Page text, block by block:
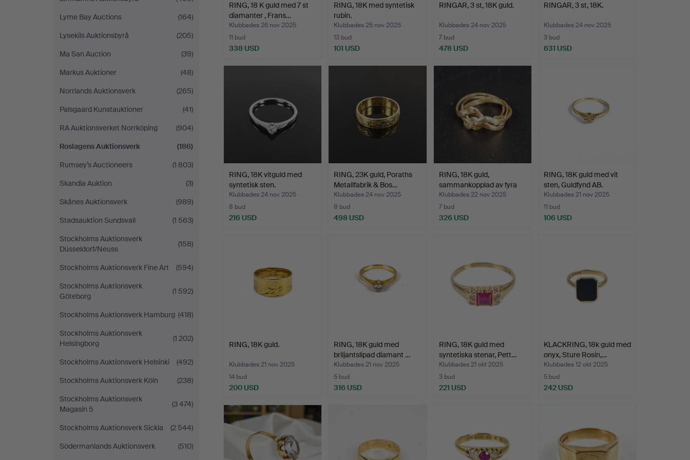
Lyme Bay Auctions
(164)
Lysekils Auktionsbyrå
(205)
Ma San Auction
(39)
Markus Auktioner
(48)
Norrlands Auktionsverk
(265)
Palsgaard Kunstauktioner
(41)
RA Auktionsverket Norrköping
(904)
Roslagens Auktionsverk
(186)
Rumsey’s Auctioneers
(1 803)
Skandia Auktion
(3)
Skånes Auktionsverk
(989)
Stadsauktion Sundsvall
(1 563)
Stockholms Auktionsverk
Düsseldorf/Neuss
(158)
Stockholms Auktionsverk Fine Art
(594)
Stockholms Auktionsverk
Göteborg
(1 592)
Stockholms Auktionsverk Hamburg (418)
Stockholms Auktionsverk
Helsingborg
(1 202)
Stockholms Auktionsverk Helsinki
(492)
Stockholms Auktionsverk Köln
(238)
Stockholms Auktionsverk
Magasin 5
(3 474)
Stockholms Auktionsverk Sickla
(2 544)
Södermanlands Auktionsverk
(510)
RING, 18 K guld med 7 st
diamanter , Frans…
Klubbades 26 nov 2025
11 bud
338 USD
RING, 18K med syntetisk
rubin.
Klubbades 25 nov 2025
13 bud
101 USD
RINGAR, 3 st, 18K guld.
Klubbades 24 nov 2025
7 bud
478 USD
RINGAR, 3 st, 18K.
Klubbades 24 nov 2025
3 bud
631 USD
RING, 18K vitguld med
syntetisk sten.
Klubbades 24 nov 2025
8 bud
216 USD
RING, 23K guld, Poraths
Metallfabrik & Bos…
Klubbades 24 nov 2025
8 bud
498 USD
RING, 18K guld,
sammankopplad av fyra
ring…
Klubbades 22 nov 2025
7 bud
326 USD
RING, 18K guld med vit
sten, Guldfynd AB.
Klubbades 21 nov 2025
11 bud
106 USD
RING, 18K guld.
Klubbades 21 nov 2025
14 bud
200 USD
RING, 18K guld med
briljantslipad diamant …
Klubbades 21 nov 2025
5 bud
316 USD
RING, 18K guld med
syntetiska stenar, Pett…
Klubbades 21 okt 2025
3 bud
221 USD
KLACKRING, 18k guld med
onyx, Sture Rosin,…
Klubbades 12 okt 2025
5 bud
242 USD